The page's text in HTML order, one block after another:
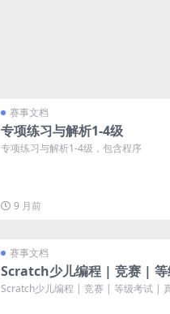
赛事文档
专项练习与解析1-4级
专项练习与解析1-4级，包含程序
9 月前
赛事文档
Scratch少儿编程 | 竞赛 |
Scratch少儿编程 | 竞赛 | 等级考试 |